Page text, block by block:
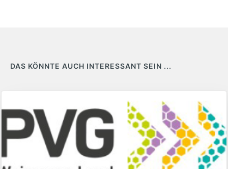
DAS KÖNNTE AUCH INTERESSANT SEIN ...